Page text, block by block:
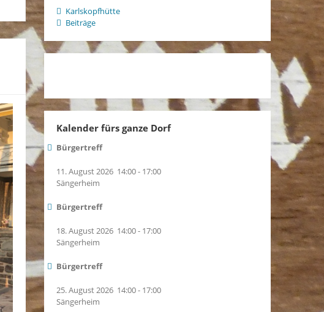
Karlskopfhütte
Beiträge
Kalender fürs ganze Dorf
Bürgertreff
11. August 2026 14:00- 17:00
Sängerheim
Bürgertreff
18. August 2026 14:00- 17:00
Sängerheim
Bürgertreff
25. August 2026 14:00- 17:00
Sängerheim